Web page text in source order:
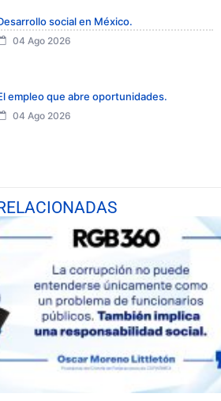
social en México.
04 Ago 2026
empleo que abre oportunidades.
04 Ago 2026